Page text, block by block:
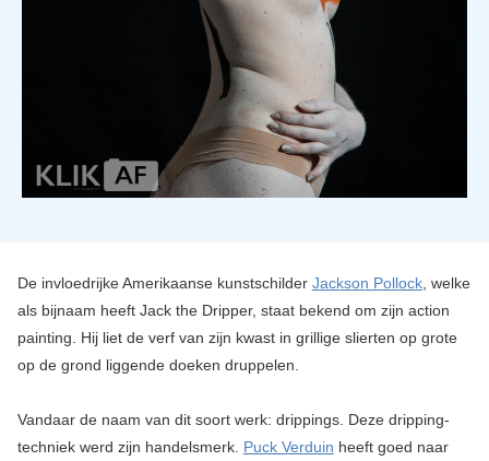
De invloedrijke Amerikaanse kunstschilder Jackson Pollock, welke
als bijnaam heeft Jack the Dripper, staat bekend om zijn action
painting. Hij liet de verf van zijn kwast in grillige slierten op grote
op de grond liggende doeken druppelen.
Vandaar de naam van dit soort werk: drippings. Deze dripping-
techniek werd zijn handelsmerk. Puck Verduin heeft goed naar